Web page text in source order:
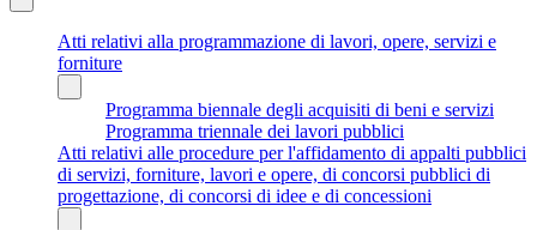
Atti relativi alla programmazione di lavori, opere, servizi e
forniture
Programma biennale degli acquisiti di beni e servizi
Programma triennale dei lavori pubblici
Atti relativi alle procedure per l'affidamento di appalti pubblici
di servizi, forniture, lavori e opere, di concorsi pubblici di
progettazione, di concorsi di idee e di concessioni